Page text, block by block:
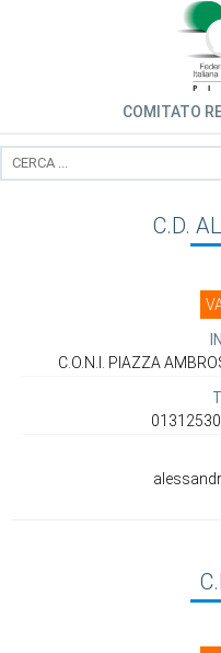
COMITATO
C.D.
C.O.N.I. PIAZZA